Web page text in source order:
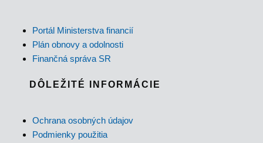
Portál Ministerstva financií
Plán obnovy a odolnosti
Finančná správa SR
DÔLEŽITÉ INFORMÁCIE
Ochrana osobných údajov
Podmienky použitia